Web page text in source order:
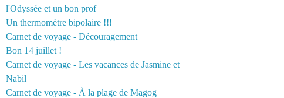
l'Odyssée et un bon prof
Un thermomètre bipolaire !!!
Carnet de voyage - Découragement
Bon 14 juillet !
Carnet de voyage - Les vacances de Jasmine et
Nabil
Carnet de voyage - À la plage de Magog